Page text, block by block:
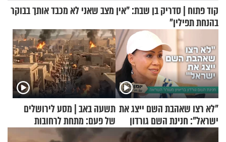
קוד פתוח | סדריק בן שבת: "אין מצב שאני לא מכבד אותך בבוקר
בהנחת תפילין"
"לא רצו שאהבת השם ייצג את
ישראל": חנינת השם גורדון
בריאיון מעורר השראה
תשעה באב | מסע לירושלים
של פעם: מתחת לרחובות
ירושלים